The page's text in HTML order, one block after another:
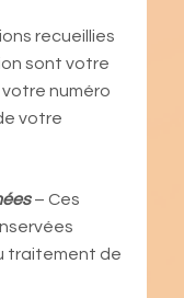
recueillies
sont votre
numéro
votre
– Ces
traitement de